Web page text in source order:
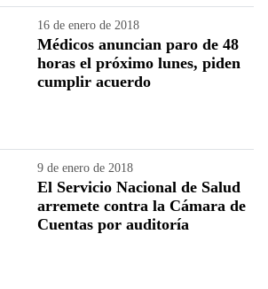
16 de enero de 2018
Médicos anuncian paro de 48
horas el próximo lunes, piden
cumplir acuerdo
9 de enero de 2018
El Servicio Nacional de Salud
arremete contra la Cámara de
Cuentas por auditoría